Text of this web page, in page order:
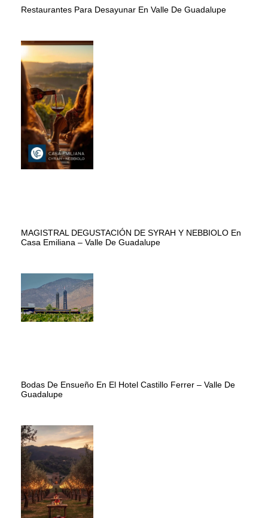
Restaurantes Para Desayunar En Valle De Guadalupe
MAGISTRAL DEGUSTACIÓN DE SYRAH Y NEBBIOLO En
Casa Emiliana – Valle De Guadalupe
Bodas De Ensueño En El Hotel Castillo Ferrer – Valle De
Guadalupe